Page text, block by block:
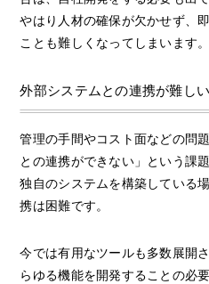
やはり人材の確保が欠かせず、
ことも難しくなってしまいます。
外部システムとの連携が難しい
管理の手間やコスト面などの問
との連携ができない」という課
独自のシステムを構築している
携は困難です。
今では有用なツールも多数展開
らゆる機能を開発することの必